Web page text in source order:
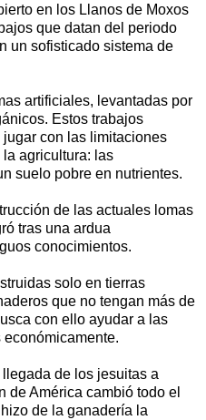
en los Llanos de Moxos
que datan del periodo
un sofisticado sistema de
artificiales, levantadas por
Estos trabajos
con las limitaciones
agricultura: las
suelo pobre en nutrientes.
de las actuales lomas
tras una ardua
conocimientos.
solo en tierras
que no tengan más de
con ello ayudar a las
de los jesuitas a
de América cambió todo el
de la ganadería la